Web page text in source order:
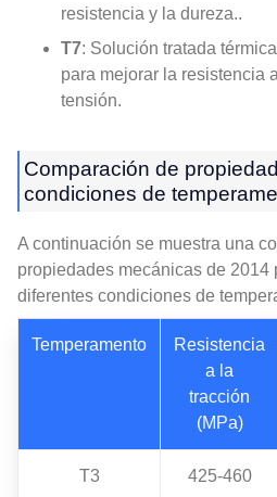
resistencia y la dureza..
T7: Solución tratada
para mejorar la resistencia
tensión.
Comparación de
condiciones de
A continuación se muestra una
propiedades mecánicas de
diferentes condiciones de
Temperamento
Resistencia
a la
tracción
(MPa)
T3 425-460